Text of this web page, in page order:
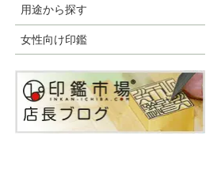
用途から探す
女性向け印鑑